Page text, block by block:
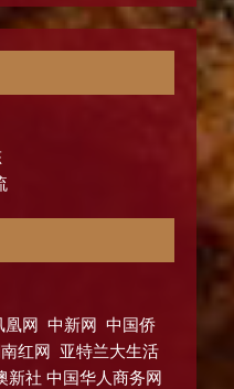
网 中新网 中国侨
红网 亚特兰大生活
社 中国华人商务网